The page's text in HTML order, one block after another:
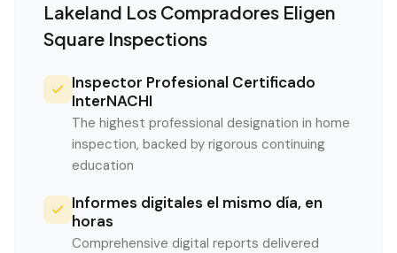
Lakeland Los Compradores Eligen
Square Inspections
Inspector Profesional Certificado
InterNACHI
The highest professional designation in home
inspection, backed by rigorous continuing
education
Informes digitales el mismo día, en
horas
Comprehensive digital reports delivered